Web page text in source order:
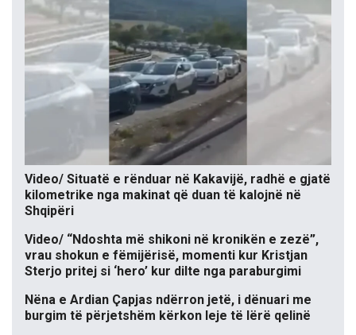
Video/ Situatë e rënduar në Kakavijë, radhë e gjatë
kilometrike nga makinat që duan të kalojnë në
Shqipëri
Video/ “Ndoshta më shikoni në kronikën e zezë”,
vrau shokun e fëmijërisë, momenti kur Kristjan
Sterjo pritej si ‘hero’ kur dilte nga paraburgimi
Nëna e Ardian Çapjas ndërron jetë, i dënuari me
burgim të përjetshëm kërkon leje të lërë qelinë